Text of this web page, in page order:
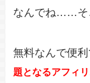
なんでね……そ
無料なんで便利
題となるアフィ